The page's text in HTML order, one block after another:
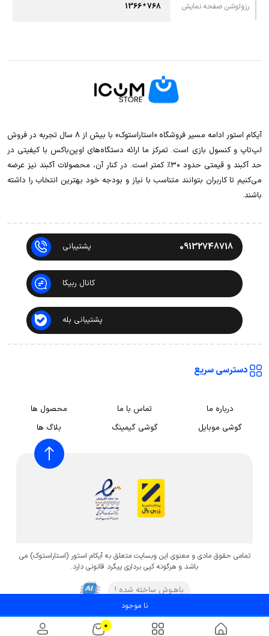
0
رزولوشن صفحه نمایش 768 * 1366
آیکام استور ادامه مسیر فروشگاه «استاراستوک» با بیش از ۸ سال تجربه در فروش
لپ‌تاپ و کنسول بازی است. تمرکز ما ارائه دستگاه‌های اوپن‌باکس با کیفیتی در
حد آکبند و قیمتی حدود ۳۰٪ کمتر است. در کنار آن، محصولات آکبند نیز عرضه
می‌کنیم تا کاربران بتوانند متناسب با نیاز و بودجه خود بهترین انتخاب را داشته
باشند.
09132748718 پشتیبانی
کانال ربیکا
پشتیبانی بله
دسترسی سریع
درباره ما تماس با ما
محصول ها
گوشی موبایل
گوشی گیمینگ بلاگ ها
تمامی حقوق مادی و معنوی این وبسایت متعلق به آیکام استور (استاراستوک) می
باشد و هرگونه کپی برداری پیگرد قانونی دارد.
باهـوش ساخته شده !
نا موجود